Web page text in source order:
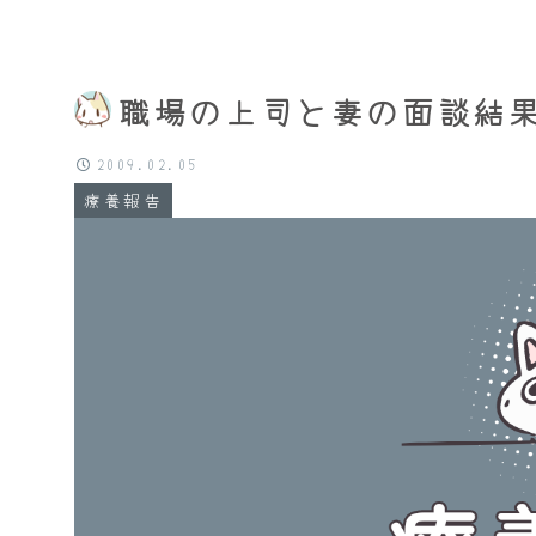
職場の上司と妻の面談結
療養報告
2009.02.05